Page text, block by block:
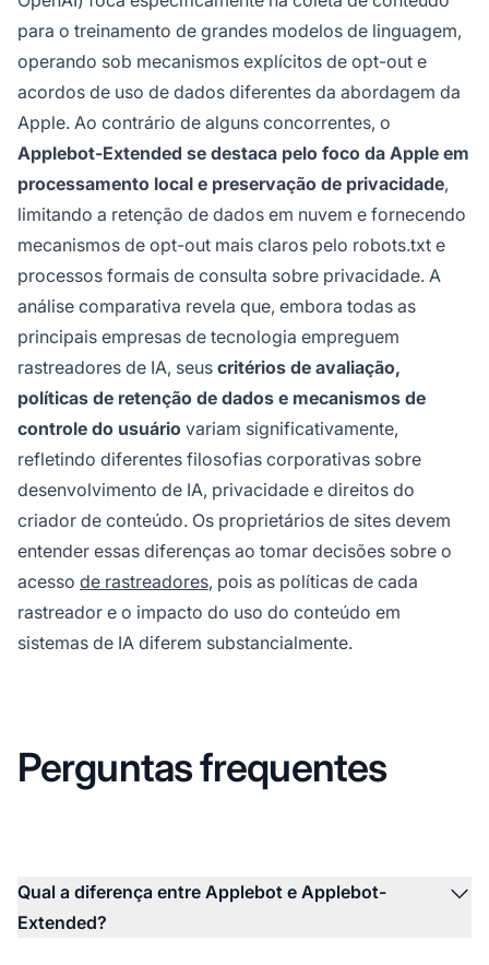
para o treinamento de grandes modelos de linguagem,
operando sob mecanismos explícitos de opt-out e
acordos de uso de dados diferentes da abordagem da
Apple. Ao contrário de alguns concorrentes, o
Applebot-Extended se destaca pelo foco da Apple em
processamento local e preservação de privacidade,
limitando a retenção de dados em nuvem e fornecendo
mecanismos de opt-out mais claros pelo robots.txt e
processos formais de consulta sobre privacidade. A
análise comparativa revela que, embora todas as
principais empresas de tecnologia empreguem
rastreadores de IA, seus critérios de avaliação,
políticas de retenção de dados e mecanismos de
controle do usuário variam significativamente,
refletindo diferentes filosofias corporativas sobre
desenvolvimento de IA, privacidade e direitos do
criador de conteúdo. Os proprietários de sites devem
entender essas diferenças ao tomar decisões sobre o
acesso de rastreadores, pois as políticas de cada
rastreador e o impacto do uso do conteúdo em
sistemas de IA diferem substancialmente.
Perguntas frequentes
Qual a diferença entre Applebot e Applebot-
Extended?